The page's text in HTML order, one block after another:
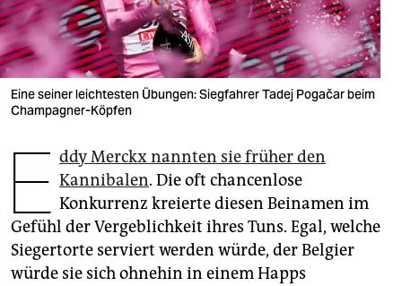
verlag
veranstaltungen
shop
fragen & hilfe
unterstützen
abo
genossenschaft
epaper login
Eine seiner leichtesten Übungen: Siegfahrer Tadej Pogačar beim
Champagner-Köpfen
E ddy Merckx nannten sie früher den
Kannibalen. Die oft chancenlose
Konkurrenz kreierte diesen Beinamen im
Gefühl der Vergeblichkeit ihres Tuns. Egal, welche
Siegertorte serviert werden würde, der Belgier
würde sie sich ohnehin in einem Happs